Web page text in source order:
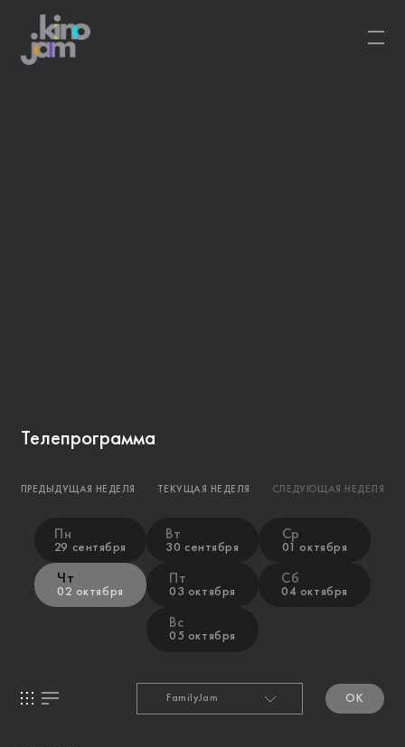
Телепрограмма
ПРЕДЫДУЩАЯ НЕДЕЛЯ ТЕКУЩАЯ НЕДЕЛЯ СЛЕДУЮЩАЯ НЕДЕЛЯ
Пн
29 сентября
Вт
30 сентября
Ср
01 октября
Чт
02 октября
Пт
03 октября
Сб
04 октября
Вс
05 октября
OK